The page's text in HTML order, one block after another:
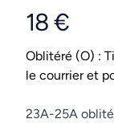
Product
18 €
Conditions
Oblitéré (O) :
le courrier et
Description
23A-25A